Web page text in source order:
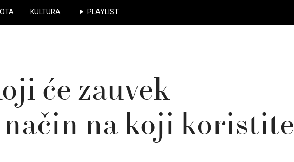
KULTURA PLAYLIST
će zauvek
na koji koristite